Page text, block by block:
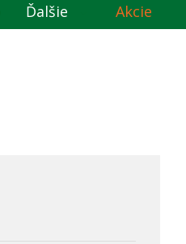
Ďalšie Akcie